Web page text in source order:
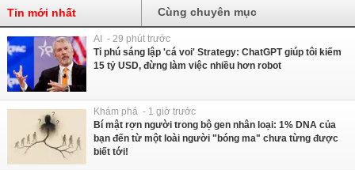
Tin mới nhất Cùng chuyên mục
AI - 29 phút trước
Tỉ phú sáng lập 'cá voi' Strategy: ChatGPT giúp tôi kiếm
15 tỷ USD, đừng làm việc nhiều hơn robot
Khám phá - 1 giờ trước
Bí mật rợn người trong bộ gen nhân loại: 1% DNA của
bạn đến từ một loài người "bóng ma" chưa từng được
biết tới!